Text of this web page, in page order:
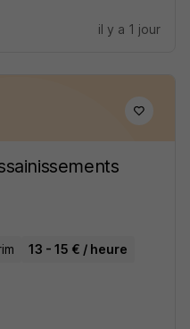
il y a 1 jour
13 - 15 € / heure